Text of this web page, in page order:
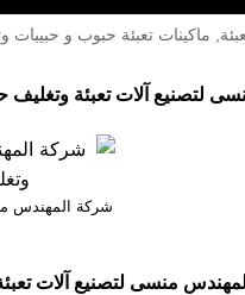
ماكينات تعبئة حبوب و حبيبات
تعبئة وتغليف حجمية ميكانيكة موديل 903
شركة المهندس
منسى لتصنيع آلات